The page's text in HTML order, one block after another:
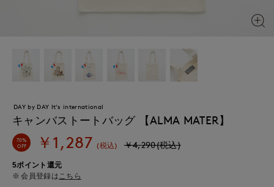
DAY by DAY It's international
キャンバストートバッグ 【ALMA MATER】
70%
OFF ￥1,287 (税込) ￥4,290(税込)
5ポイント還元
会員登録はこちら